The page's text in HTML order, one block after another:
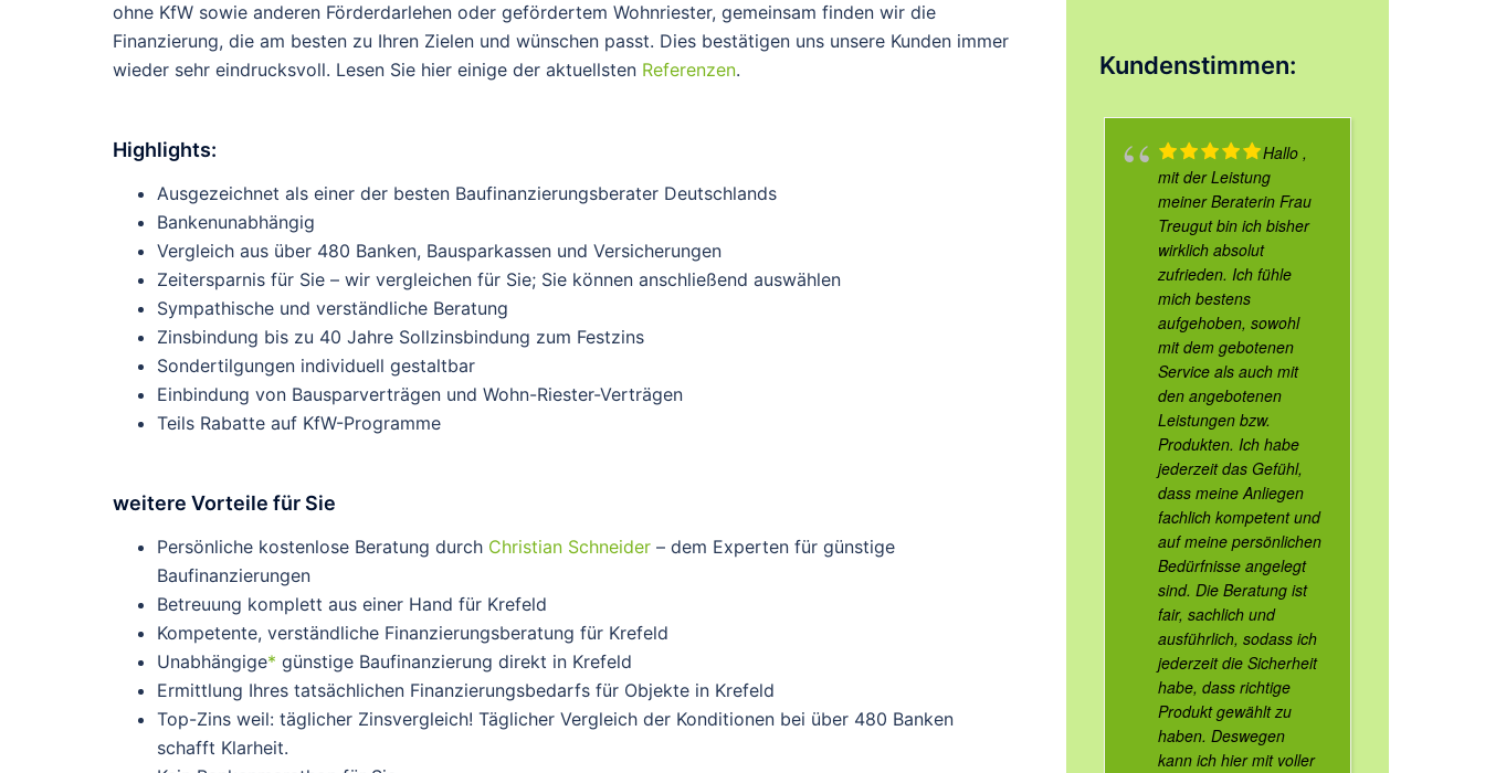
ohne KfW sowie anderen Förderdarlehen oder gefördertem Wohnriester, gemeinsam finden wir die
Finanzierung, die am besten zu Ihren Zielen und wünschen passt. Dies bestätigen uns unsere Kunden immer
wieder sehr eindrucksvoll. Lesen Sie hier einige der aktuellsten Referenzen.
Highlights:
Ausgezeichnet als einer der besten Baufinanzierungsberater Deutschlands
Bankenunabhängig
Vergleich aus über 480 Banken, Bausparkassen und Versicherungen
Zeitersparnis für Sie – wir vergleichen für Sie; Sie können anschließend auswählen
Sympathische und verständliche Beratung
Zinsbindung bis zu 40 Jahre Sollzinsbindung zum Festzins
Sondertilgungen individuell gestaltbar
Einbindung von Bausparverträgen und Wohn-Riester-Verträgen
Teils Rabatte auf KfW-Programme
weitere Vorteile für Sie
Persönliche kostenlose Beratung durch Christian Schneider – dem Experten für günstige
Baufinanzierungen
Betreuung komplett aus einer Hand für Krefeld
Kompetente, verständliche Finanzierungsberatung für Krefeld
Unabhängige* günstige Baufinanzierung direkt in Krefeld
Ermittlung Ihres tatsächlichen Finanzierungsbedarfs für Objekte in Krefeld
Top-Zins weil: täglicher Zinsvergleich! Täglicher Vergleich der Konditionen bei über 480 Banken
schafft Klarheit.
Kundenstimmen:
Hallo ,
mit der Leistung
meiner Beraterin Frau
Treugut bin ich bisher
wirklich absolut
zufrieden. Ich fühle
mich bestens
aufgehoben, sowohl
mit dem gebotenen
Service als auch mit
den angebotenen
Leistungen bzw.
Produkten. Ich habe
jederzeit das Gefühl,
dass meine Anliegen
fachlich kompetent und
auf meine persönlichen
Bedürfnisse angelegt
sind. Die Beratung ist
fair, sachlich und
ausführlich, sodass ich
jederzeit die Sicherheit
habe, dass richtige
Produkt gewählt zu
haben. Deswegen
kann ich hier mit voller